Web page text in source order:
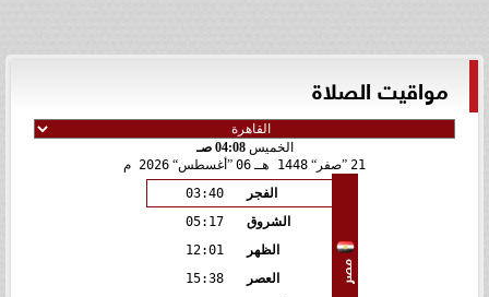
مواقيت الصلاة
الخميس04:08 صـ
21
صفر 1448 هـ 06 أغسطس 2026 م
مصر
الفجر
03:40
الشروق
05:17
الظهر
12:01
العصر
15:38